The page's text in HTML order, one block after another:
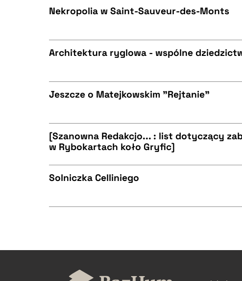
BIBTEX
BIBTEX
BIBTEX
Nekropolia w Saint-Sauveur-des-Monts
BIBTEX
Architektura ryglowa - wspólne
BIBTEX
Jeszcze o Matejkowskim "Rejtanie"
[Szanowna Redakcjo... : list dotyczący
w Rybokartach koło Gryfic]
Solniczka Celliniego